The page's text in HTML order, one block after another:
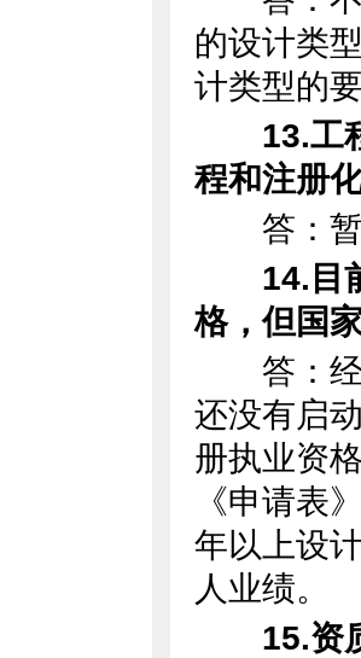
的设计类
计类型的
13.工
程和注册
答：暂
14.目
格，但国
答：经
还没有启
册执业资
《申请表
年以上设
人业绩。
15.资